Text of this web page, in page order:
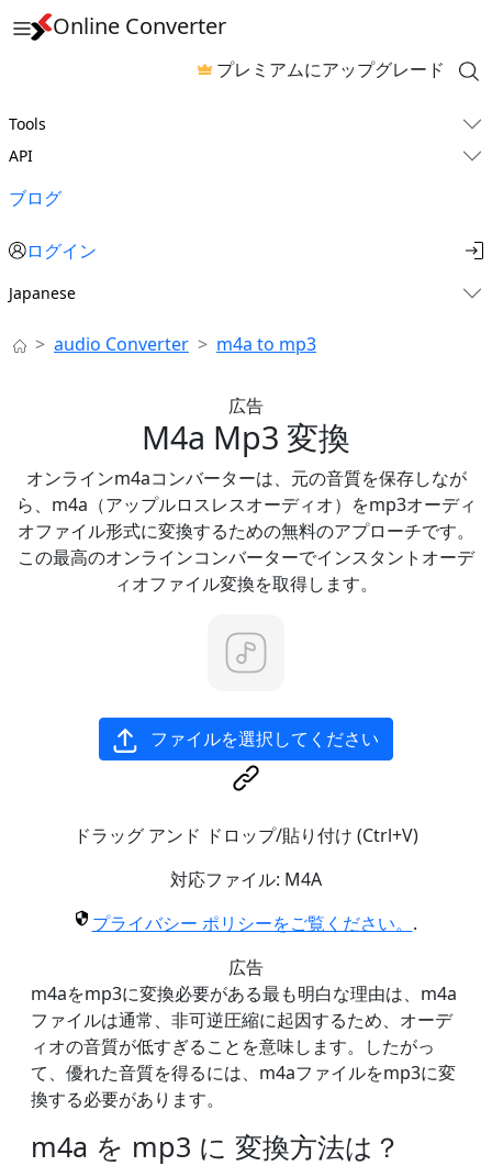
Online Converter
プレミアムにアップグレード
Tools
API
ブログ
ログイン
Japanese
audio Converter m4a to mp3
広告
M4a Mp3 変換
オンラインm4aコンバーターは、元の音質を保存しなが
ら、m4a（アップルロスレスオーディオ）をmp3オーディ
オファイル形式に変換するための無料のアプローチです。
この最高のオンラインコンバーターでインスタントオーデ
ィオファイル変換を取得します。
ファイルを選択してください
ドラッグ アンド ドロップ/貼り付け (Ctrl+V)
対応ファイル: M4A
プライバシー ポリシーをご覧ください。 .
広告
m4aをmp3に変換必要がある最も明白な理由は、m4a
ファイルは通常、非可逆圧縮に起因するため、オーデ
ィオの音質が低すぎることを意味します。したがっ
て、優れた音質を得るには、m4aファイルをmp3に変
換する必要があります。
m4a を mp3 に 変換方法は？